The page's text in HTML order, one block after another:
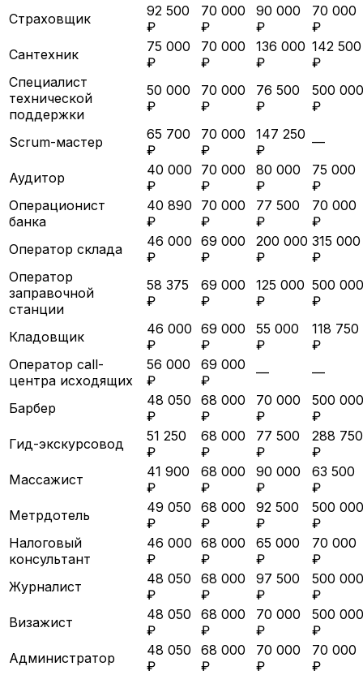
Страховщик
92 500
₽
70 000
₽
90 000
₽
70 000
₽
Сантехник
75 000
₽
70 000
₽
136 000
₽
142 500
₽
Специалист
технической
поддержки
50 000
₽
70 000
₽
76 500
₽
500 000
₽
Scrum-мастер
65 700
₽
70 000
₽
147 250
₽
—
Аудитор
40 000
₽
70 000
₽
80 000
₽
75 000
₽
Операционист
банка
40 890
₽
70 000
₽
77 500
₽
70 000
₽
Оператор склада
46 000
₽
69 000
₽
200 000
₽
315 000
₽
Оператор
заправочной
станции
58 375
₽
69 000
₽
125 000
₽
500 000
₽
Кладовщик
46 000
₽
69 000
₽
55 000
₽
118 750
₽
Оператор call-
центра исходящих
56 000
₽
69 000
₽
— —
Барбер
48 050
₽
68 000
₽
70 000
₽
500 000
₽
Гид-экскурсовод
51 250
₽
68 000
₽
77 500
₽
288 750
₽
Массажист
41 900
₽
68 000
₽
90 000
₽
63 500
₽
Метрдотель
49 050
₽
68 000
₽
92 500
₽
500 000
₽
Налоговый
консультант
46 000
₽
68 000
₽
65 000
₽
70 000
₽
Журналист
48 050
₽
68 000
₽
97 500
₽
500 000
₽
Визажист
48 050
₽
68 000
₽
70 000
₽
500 000
₽
Администратор
48 050
₽
68 000
₽
70 000
₽
70 000
₽